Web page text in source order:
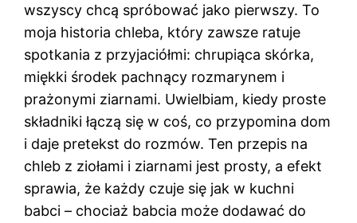
wszyscy chcą spróbować jako pierwszy. To
moja historia chleba, który zawsze ratuje
spotkania z przyjaciółmi: chrupiąca skórka,
miękki środek pachnący rozmarynem i
prażonymi ziarnami. Uwielbiam, kiedy proste
składniki łączą się w coś, co przypomina dom
i daje pretekst do rozmów. Ten przepis na
chleb z ziołami i ziarnami jest prosty, a efekt
sprawia, że każdy czuje się jak w kuchni
babci – chociaż babcia może dodawać do